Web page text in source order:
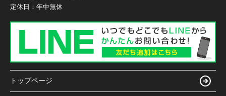
定休日： 年中無休
トップページ